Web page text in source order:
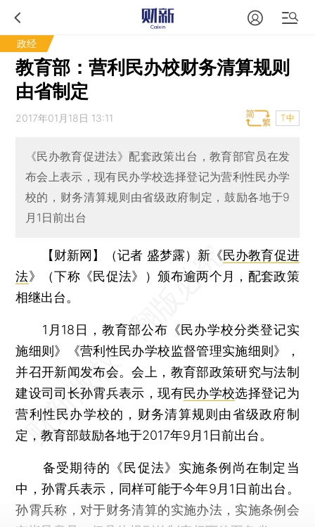
政经
教育部：营利民办校财务清算规则
由省制定
2017年01月18日 13:11 T中
《民办教育促进法》配套政策出台，教育部官员在发
布会上表示，现有民办学校选择登记为营利性民办学
校的，财务清算规则由省级政府制定，鼓励各地于9
月1日前出台
【财新网】（记者 盛梦露） 新《民办教育促进
法》（下称《民促法》）颁布逾两个月，配套政策
相继出台。
1月18日，教育部公布《民办学校分类登记实
施细则》《营利性民办学校监督管理实施细则》，
并召开新闻发布会。会上，教育部政策研究与法制
建设司司长孙霄兵表示，现有民办学校选择登记为
营利性民办学校的，财务清算规则由省级政府制
定，教育部鼓励各地于2017年9月1日前出台。
备受期待的《民促法》实施条例尚在制定当
中，孙霄兵表示，同样可能于今年9月1日前出台。
孙霄兵称，对于财务清算的实施办法，实施条例会